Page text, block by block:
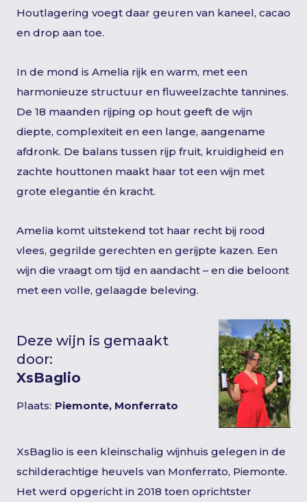
Houtlagering voegt daar geuren van kaneel, cacao
en drop aan toe.
In de mond is Amelia rijk en warm, met een
harmonieuze structuur en fluweelzachte tannines.
De 18 maanden rijping op hout geeft de wijn
diepte, complexiteit en een lange, aangename
afdronk. De balans tussen rijp fruit, kruidigheid en
zachte houttonen maakt haar tot een wijn met
grote elegantie én kracht.
Amelia komt uitstekend tot haar recht bij rood
vlees, gegrilde gerechten en gerijpte kazen. Een
wijn die vraagt om tijd en aandacht – en die beloont
met een volle, gelaagde beleving.
Deze wijn is gemaakt
door:
XsBaglio
Plaats: Piemonte, Monferrato
XsBaglio is een kleinschalig wijnhuis gelegen in de
schilderachtige heuvels van Monferrato, Piemonte.
Het werd opgericht in 2018 toen oprichtster